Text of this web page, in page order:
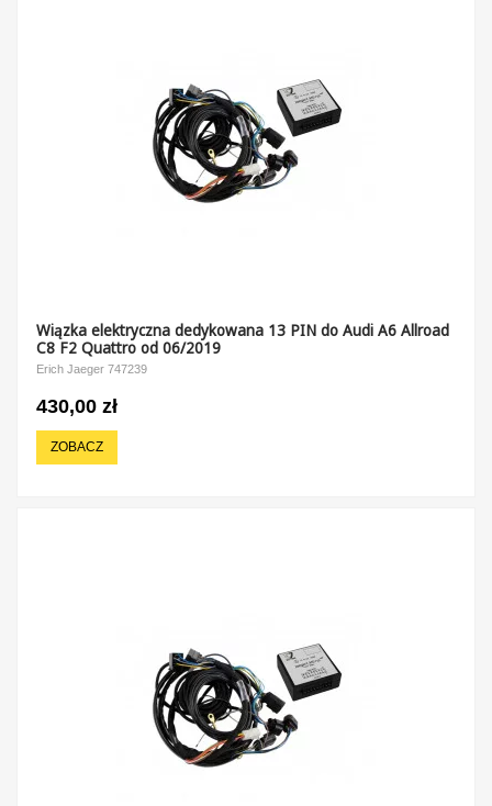
Wiązka elektryczna dedykowana 13 PIN do Audi A6 Allroad
C8 F2 Quattro od 06/2019
Erich Jaeger 747239
430,00 zł
ZOBACZ